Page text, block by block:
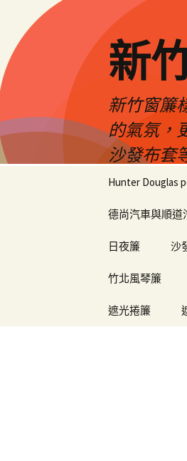
新
新竹窗簾
的氣氛，
沙發布套
Hunter Douglas
德尚汽車與順道
日夜簾 沙
竹北風琴簾
遮光捲簾